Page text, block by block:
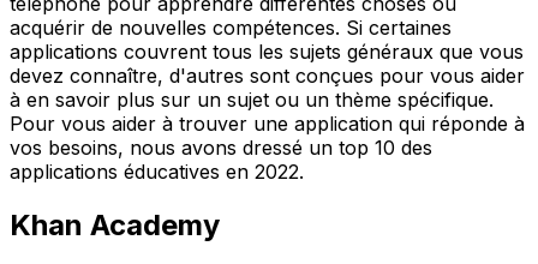
acquérir de nouvelles compétences. Si certaines
applications couvrent tous les sujets généraux que vous
devez connaître, d'autres sont conçues pour vous aider
à en savoir plus sur un sujet ou un thème spécifique.
Pour vous aider à trouver une application qui réponde à
vos besoins, nous avons dressé un top 10 des
applications éducatives en 2022.
Khan Academy